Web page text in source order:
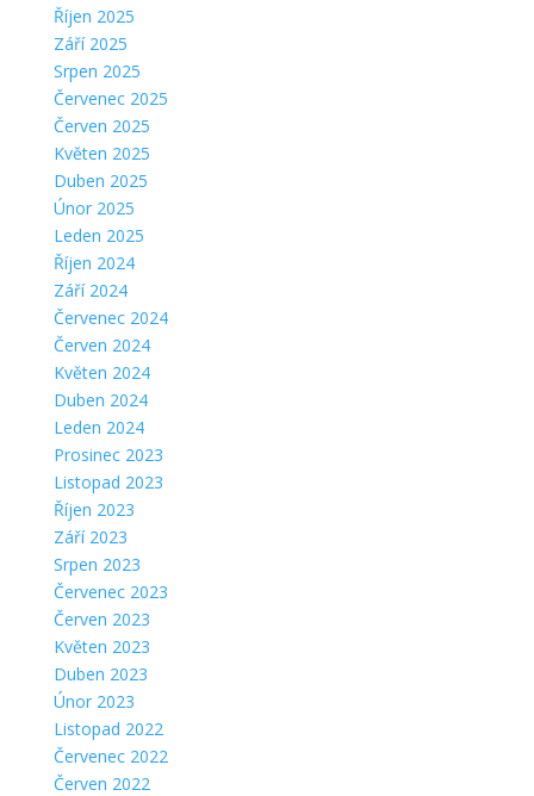
Říjen 2025
Září 2025
Srpen 2025
Červenec 2025
Červen 2025
Květen 2025
Duben 2025
Únor 2025
Leden 2025
Říjen 2024
Září 2024
Červenec 2024
Červen 2024
Květen 2024
Duben 2024
Leden 2024
Prosinec 2023
Listopad 2023
Říjen 2023
Září 2023
Srpen 2023
Červenec 2023
Červen 2023
Květen 2023
Duben 2023
Únor 2023
Listopad 2022
Červenec 2022
Červen 2022